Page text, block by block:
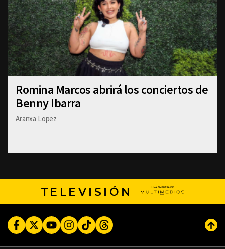
Romina Marcos abrirá los conciertos de
Benny Ibarra
Aranxa Lopez
TELEVISIÓN
FacebookTwitterYoutubeInstagram
TikTokThreads